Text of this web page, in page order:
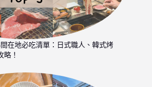
間在地必吃清單：日式職人、韓式烤
略！